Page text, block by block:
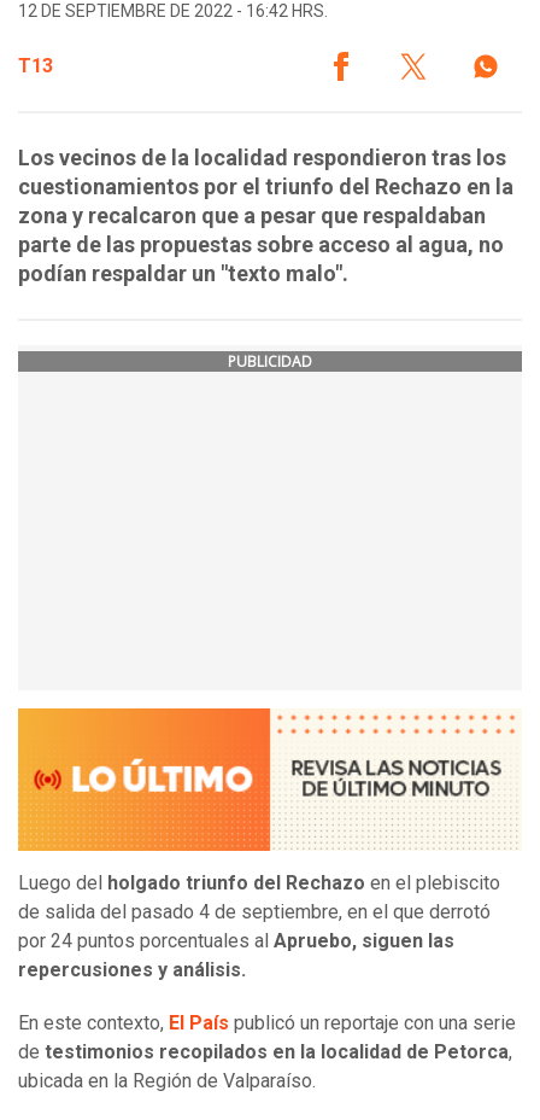
12 DE SEPTIEMBRE DE 2022 - 16:42 HRS.
T13
Los vecinos de la localidad respondieron tras los
cuestionamientos por el triunfo del Rechazo en la
zona y recalcaron que a pesar que respaldaban
parte de las propuestas sobre acceso al agua, no
podían respaldar un "texto malo".
PUBLICIDAD
Luego del holgado triunfo del Rechazo en el plebiscito
de salida del pasado 4 de septiembre, en el que derrotó
por 24 puntos porcentuales al Apruebo, siguen las
repercusiones y análisis.
En este contexto, El País publicó un reportaje con una serie
de testimonios recopilados en la localidad de Petorca,
ubicada en la Región de Valparaíso.